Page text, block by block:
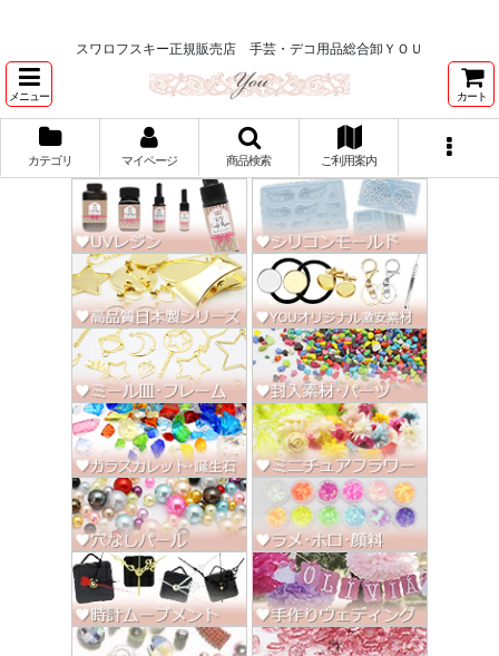
スワロフスキー正規販売店 手芸・デコ用品総合卸ＹＯＵ
メニュー カート
カテゴリ マイページ 商品検索 ご利用案内